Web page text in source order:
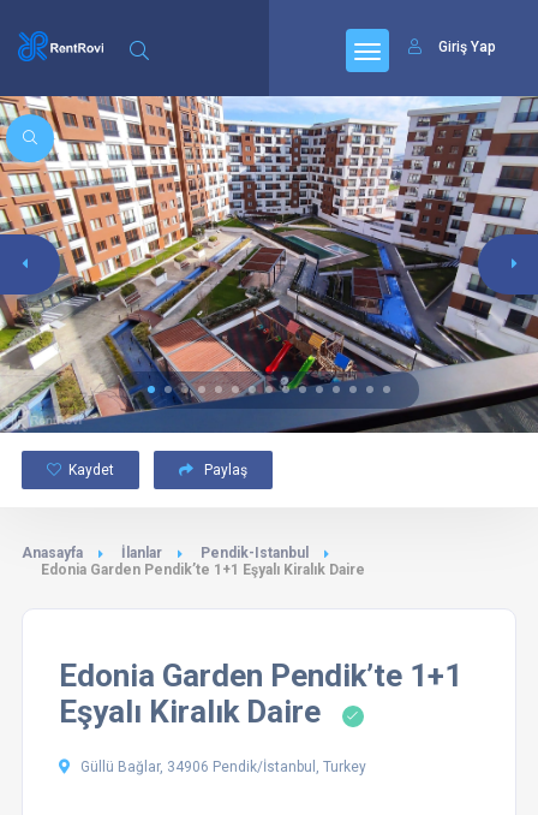
Giriş Yap
Kaydet Paylaş
Anasayfa İlanlar
Pendik-Istanbul
Edonia Garden Pendik’te 1+1 Eşyalı Kiralık Daire
Edonia Garden Pendik’te 1+1
Eşyalı Kiralık Daire
Güllü Bağlar, 34906 Pendik/İstanbul, Turkey